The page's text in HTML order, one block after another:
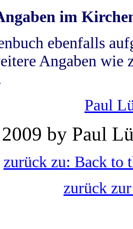
im
ebenfalls
Angaben wie
Paul
by Paul
zurück zu: Back to
zurück